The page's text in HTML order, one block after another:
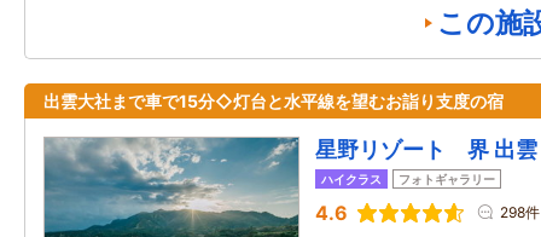
この施
出雲大社まで車で15分◇灯台と水平線を望むお詣り支度の宿
星野リゾート 界 出雲
ハイクラス フォトギャラリー
4.6 298件